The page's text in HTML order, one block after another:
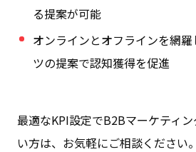
る提案が可能
オンラインとオフラインを網
ツの提案で認知獲得を促進
最適なKPI設定でB2Bマーケティ
い方は、お気軽にご相談ください。